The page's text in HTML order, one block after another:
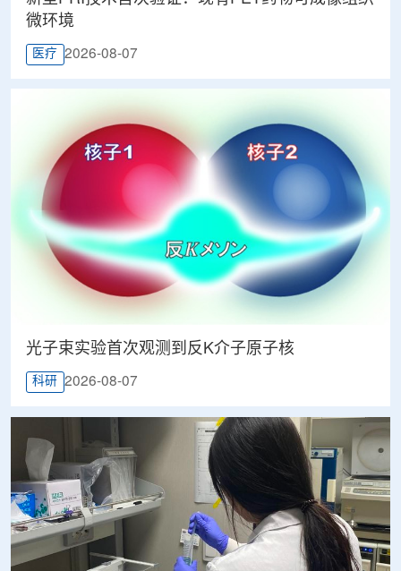
微环境
医疗 2026-08-07
光子束实验首次观测到反K介子原子核
科研 2026-08-07